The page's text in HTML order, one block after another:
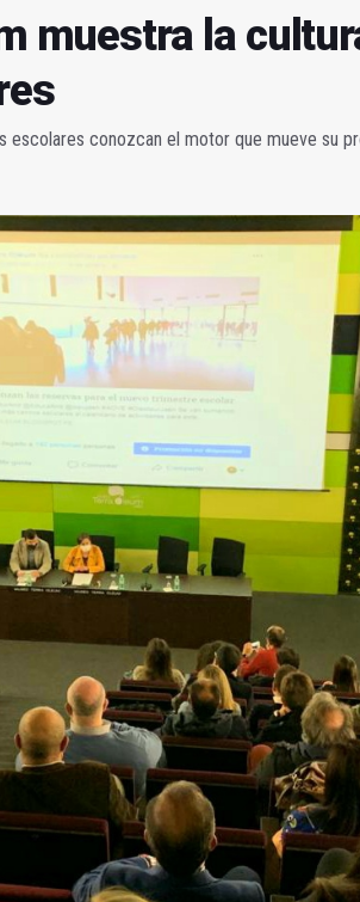
muestra la
escolares conozcan el motor que mueve su